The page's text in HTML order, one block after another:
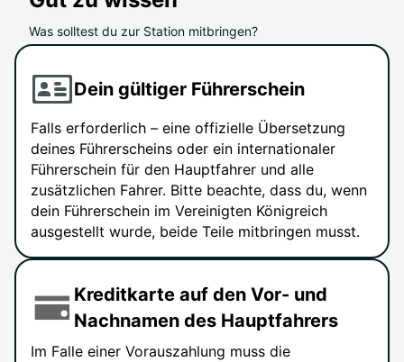
Was solltest du zur Station mitbringen?
Dein gültiger Führerschein
Falls erforderlich – eine offizielle Übersetzung
deines Führerscheins oder ein internationaler
Führerschein für den Hauptfahrer und alle
zusätzlichen Fahrer. Bitte beachte, dass du, wenn
dein Führerschein im Vereinigten Königreich
ausgestellt wurde, beide Teile mitbringen musst.
Kreditkarte auf den Vor- und
Nachnamen des Hauptfahrers
Im Falle einer Vorauszahlung muss die